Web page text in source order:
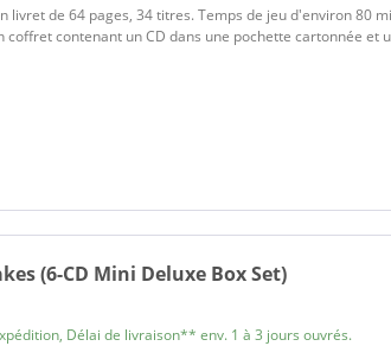
livret de 64 pages, 34 titres. Temps de jeu d'environ 80
coffret contenant un CD dans une pochette cartonnée et
(6-CD Mini Deluxe Box Set)
Délai de livraison** env. 1 à 3 jours ouvrés.